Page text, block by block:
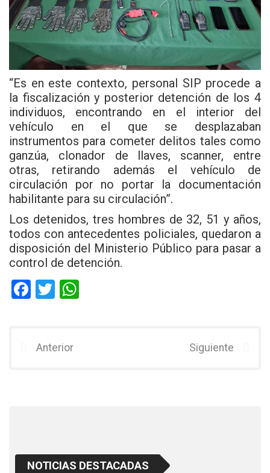
“Es en este contexto, personal SIP procede a
la fiscalización y posterior detención de los 4
individuos, encontrando en el interior del
vehículo en el que se desplazaban
instrumentos para cometer delitos tales como
ganzúa, clonador de llaves, scanner, entre
otras, retirando además el vehículo de
circulación por no portar la documentación
habilitante para su circulación”.
Los detenidos, tres hombres de 32, 51 y años,
todos con antecedentes policiales, quedaron a
disposición del Ministerio Público para pasar a
control de detención.
F
b
T
er
Anterior Siguiente
NOTICIAS DESTACADAS